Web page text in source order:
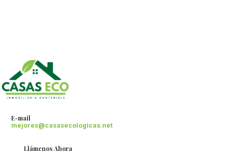
E-mail
mejores@casasecologicas.net
Llámenos Ahora